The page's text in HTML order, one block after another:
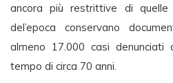
ancora più restrittive di
del’epoca conservano
almeno 17.000 casi
tempo di circa 70 anni.